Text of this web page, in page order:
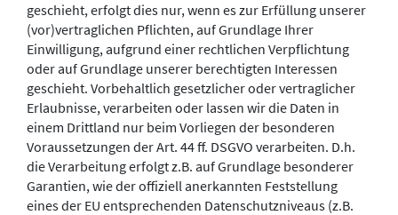
geschieht, erfolgt dies nur, wenn es zur Erfüllung unserer
(vor)vertraglichen Pflichten, auf Grundlage Ihrer
Einwilligung, aufgrund einer rechtlichen Verpflichtung
oder auf Grundlage unserer berechtigten Interessen
geschieht. Vorbehaltlich gesetzlicher oder vertraglicher
Erlaubnisse, verarbeiten oder lassen wir die Daten in
einem Drittland nur beim Vorliegen der besonderen
Voraussetzungen der Art. 44 ff. DSGVO verarbeiten. D.h.
die Verarbeitung erfolgt z.B. auf Grundlage besonderer
Garantien, wie der offiziell anerkannten Feststellung
eines der EU entsprechenden Datenschutzniveaus (z.B.